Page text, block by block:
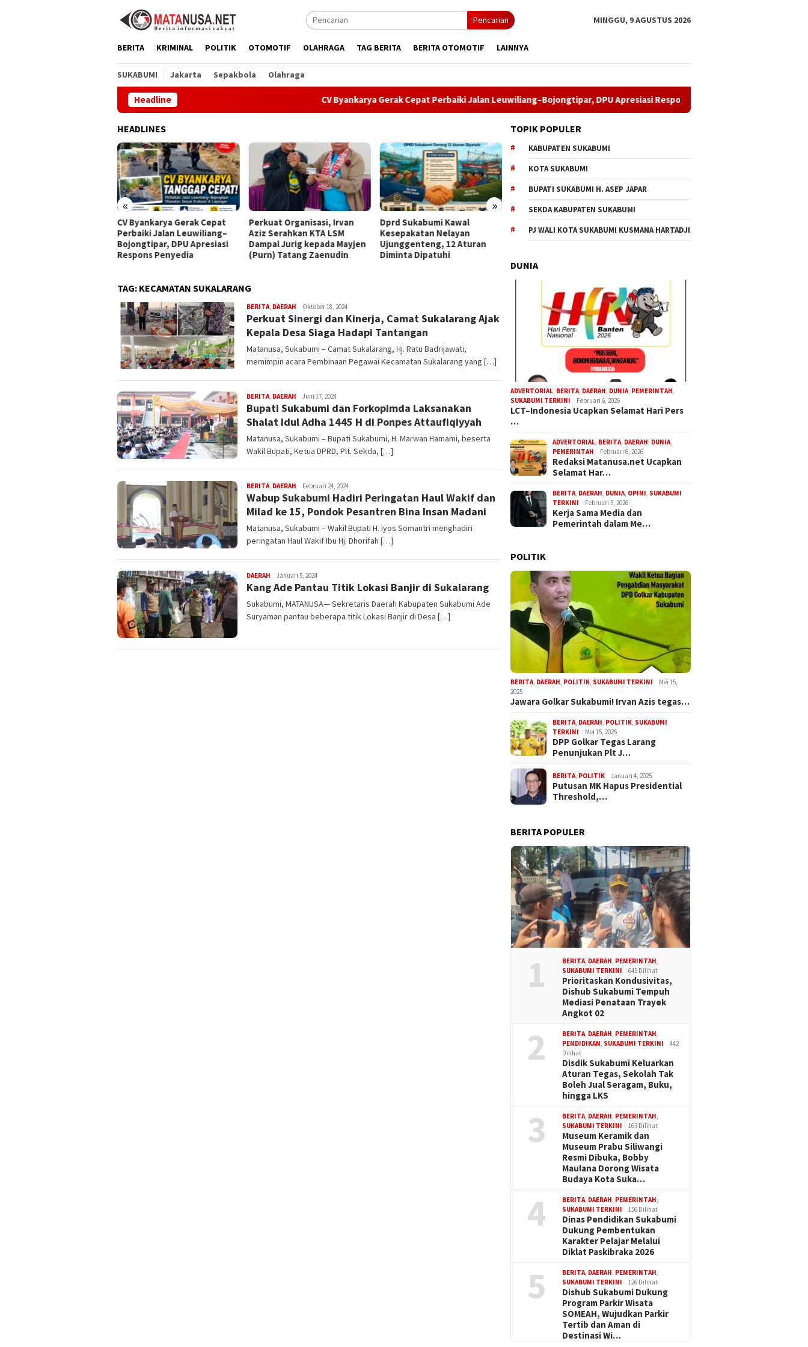
Pencarian MINGGU, 9 AGUSTUS 2026
BERITA KRIMINAL POLITIK OTOMOTIF OLAHRAGA TAG BERITA BERITA OTOMOTIF LAINNYA
SUKABUMI Jakarta Sepakbola Olahraga
Headline CV Byankarya Gerak Cepat Perbaiki Jalan Leuwiliang–Bojongtipar, DPU Apresiasi Respons Penyedia
HEADLINES
« »
Perkuat Organisasi, Irvan
Aziz Serahkan KTA LSM
Dampal Jurig kepada Mayjen
(Purn) Tatang Zaenudin
Dprd Sukabumi Kawal
Kesepakatan Nelayan
Ujunggenteng, 12 Aturan
Diminta Dipatuhi
MBG di SDN Pasirwalang
Disorot Wali Murid, Distribusi
Makanan Dinilai Terlambat
Dentuman Tambur Buka Hari
Jadi Kabupaten Sukabumi
ke-156, Plara Fest
CV Byankarya Gerak Cepat
Perbaiki Jalan Leuwiliang–
Bojongtipar, DPU Apresiasi
TAG: KECAMATAN SUKALARANG
BERITA, DAERAH
Iyan
Oktober 18, 2024
Perkuat Sinergi dan Kinerja, Camat Sukalarang Ajak
Kepala Desa Siaga Hadapi Tantangan
Matanusa, Sukabumi – Camat Sukalarang, Hj. Ratu Badrijawati,
memimpin acara Pembinaan Pegawai Kecamatan Sukalarang yang […]
BERITA, DAERAH
Iyan
Juni 17, 2024
Bupati Sukabumi dan Forkopimda Laksanakan
Shalat Idul Adha 1445 H di Ponpes Attaufiqiyyah
Matanusa, Sukabumi – Bupati Sukabumi, H. Marwan Hamami, beserta
Wakil Bupati, Ketua DPRD, Plt. Sekda, […]
BERITA, DAERAH
Iyan
Februari 24, 2024
Wabup Sukabumi Hadiri Peringatan Haul Wakif dan
Milad ke 15, Pondok Pesantren Bina Insan Madani
Matanusa, Sukabumi – Wakil Bupati H. Iyos Somantri menghadiri
peringatan Haul Wakif Ibu Hj. Dhorifah […]
DAERAH Bery
Kurniawan
Januari 5, 2024
Kang Ade Pantau Titik Lokasi Banjir di Sukalarang
Sukabumi, MATANUSA— Sekretaris Daerah Kabupaten Sukabumi Ade
Suryaman pantau beberapa titik Lokasi Banjir di Desa […]
TOPIK POPULER
KABUPATEN SUKABUMI
KOTA SUKABUMI
BUPATI SUKABUMI H. ASEP JAPAR
SEKDA KABUPATEN SUKABUMI
PJ WALI KOTA SUKABUMI KUSMANA HARTADJI
DUNIA
ADVERTORIAL BERITA DAERAH DUNIA PEMERINTAH
SUKABUMI TERKINI
Februari 6, 2026
LCT–Indonesia Ucapkan Selamat Hari Pers
…
ADVERTORIAL BERITA DAERAH DUNIA
PEMERINTAH
Februari 6, 2026
Redaksi Matanusa.net Ucapkan
Selamat Har…
BERITA DAERAH DUNIA OPINI SUKABUMI
TERKINI
Februari 5, 2026
Kerja Sama Media dan
Pemerintah dalam Me…
POLITIK
BERITA DAERAH POLITIK SUKABUMI TERKINI
Mei 15,
2025
Jawara Golkar Sukabumi! Irvan Azis tegas…
BERITA DAERAH POLITIK SUKABUMI
TERKINI
Mei 15, 2025
DPP Golkar Tegas Larang
Penunjukan Plt J…
BERITA POLITIK Januari 4, 2025
Putusan MK Hapus Presidential
Threshold,…
BERITA POPULER
1 BERITA, DAERAH, PEMERINTAH,
SUKABUMI TERKINI
645 Dilihat
Prioritaskan Kondusivitas,
Dishub Sukabumi Tempuh
Mediasi Penataan Trayek
Angkot 02
2 BERITA, DAERAH, PEMERINTAH,
PENDIDIKAN, SUKABUMI TERKINI
442
Dilihat
Disdik Sukabumi Keluarkan
Aturan Tegas, Sekolah Tak
Boleh Jual Seragam, Buku,
hingga LKS
3 BERITA, DAERAH, PEMERINTAH,
SUKABUMI TERKINI
163 Dilihat
Museum Keramik dan
Museum Prabu Siliwangi
Resmi Dibuka, Bobby
Maulana Dorong Wisata
Budaya Kota Suka…
4 BERITA, DAERAH, PEMERINTAH,
SUKABUMI TERKINI
156 Dilihat
Dinas Pendidikan Sukabumi
Dukung Pembentukan
Karakter Pelajar Melalui
Diklat Paskibraka 2026
5 BERITA, DAERAH, PEMERINTAH,
SUKABUMI TERKINI
126 Dilihat
Dishub Sukabumi Dukung
Program Parkir Wisata
SOMEAH, Wujudkan Parkir
Tertib dan Aman di
Destinasi Wi…